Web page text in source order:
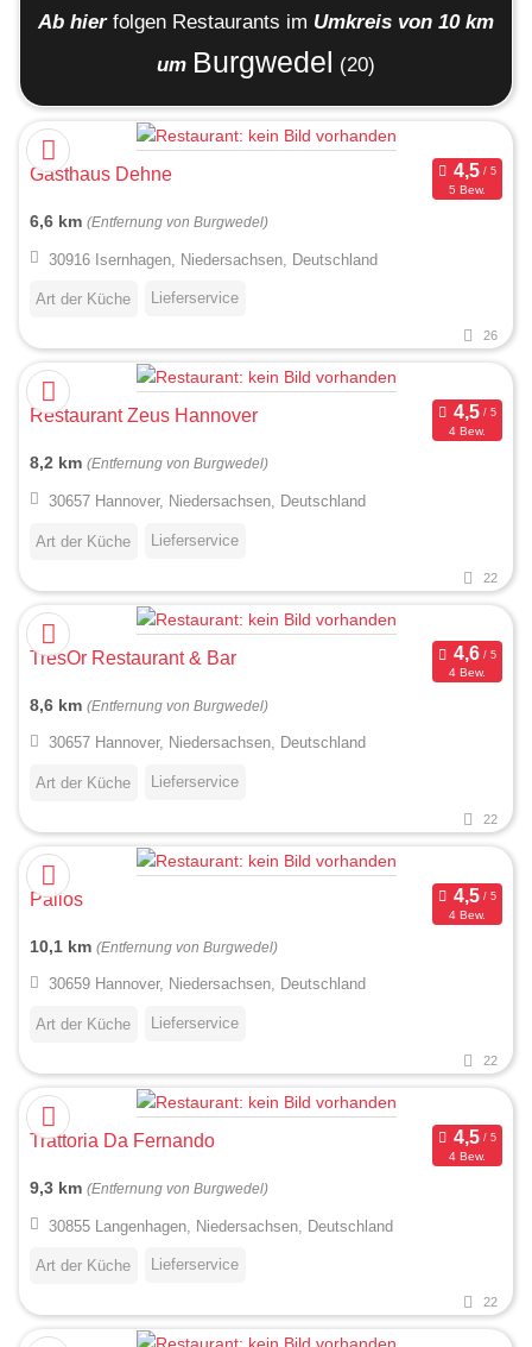
Ab hier folgen Restaurants im Umkreis von 10 km
um Burgwedel (20)
Gasthaus Dehne
5 Bew.
6,6 km (Entfernung von Burgwedel)
30916 Isernhagen, Niedersachsen, Deutschland
Art der Küche Lieferservice
26
Restaurant Zeus Hannover
4 Bew.
8,2 km (Entfernung von Burgwedel)
30657 Hannover, Niedersachsen, Deutschland
Art der Küche Lieferservice
22
TresOr Restaurant & Bar
4 Bew.
8,6 km (Entfernung von Burgwedel)
30657 Hannover, Niedersachsen, Deutschland
Art der Küche Lieferservice
22
Palios
4 Bew.
10,1 km (Entfernung von Burgwedel)
30659 Hannover, Niedersachsen, Deutschland
Art der Küche Lieferservice
22
Trattoria Da Fernando
4 Bew.
9,3 km (Entfernung von Burgwedel)
30855 Langenhagen, Niedersachsen, Deutschland
Art der Küche Lieferservice
22